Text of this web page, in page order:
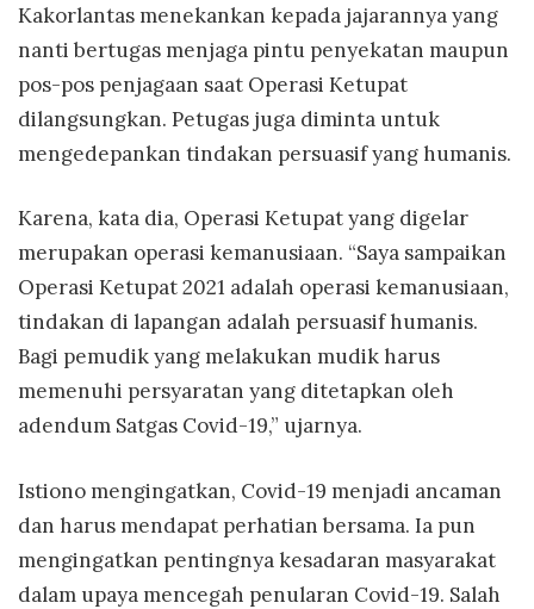
Kakorlantas menekankan kepada jajarannya yang
nanti bertugas menjaga pintu penyekatan maupun
pos-pos penjagaan saat Operasi Ketupat
dilangsungkan. Petugas juga diminta untuk
mengedepankan tindakan persuasif yang humanis.
Karena, kata dia, Operasi Ketupat yang digelar
merupakan operasi kemanusiaan. “Saya sampaikan
Operasi Ketupat 2021 adalah operasi kemanusiaan,
tindakan di lapangan adalah persuasif humanis.
Bagi pemudik yang melakukan mudik harus
memenuhi persyaratan yang ditetapkan oleh
adendum Satgas Covid-19,” ujarnya.
Istiono mengingatkan, Covid-19 menjadi ancaman
dan harus mendapat perhatian bersama. Ia pun
mengingatkan pentingnya kesadaran masyarakat
dalam upaya mencegah penularan Covid-19. Salah